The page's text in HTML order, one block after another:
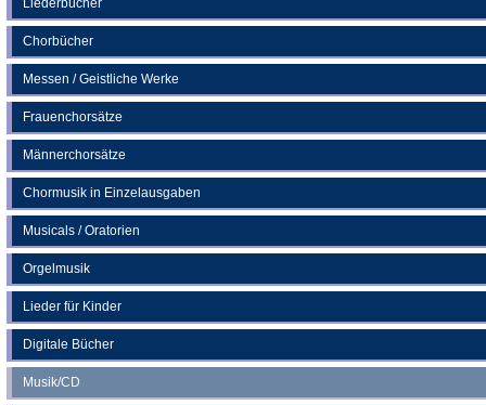
Chorbücher
Messen / Geistliche Werke
Frauenchorsätze
Männerchorsätze
Chormusik in Einzelausgaben
Musicals / Oratorien
Orgelmusik
Lieder für Kinder
Digitale Bücher
Musik/CD